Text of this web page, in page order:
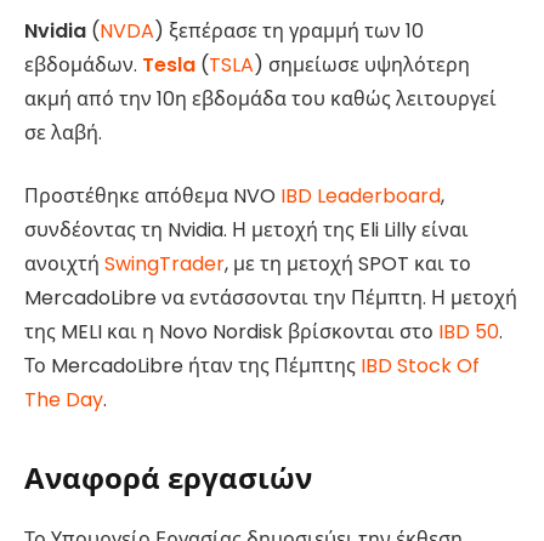
Nvidia (NVDA) ξεπέρασε τη γραμμή των 10
εβδομάδων. Tesla (TSLA) σημείωσε υψηλότερη
ακμή από την 10η εβδομάδα του καθώς λειτουργεί
σε λαβή.
Προστέθηκε απόθεμα NVO IBD Leaderboard,
συνδέοντας τη Nvidia. Η μετοχή της Eli Lilly είναι
ανοιχτή SwingTrader, με τη μετοχή SPOT και το
MercadoLibre να εντάσσονται την Πέμπτη. Η μετοχή
της MELI και η Novo Nordisk βρίσκονται στο IBD 50.
Το MercadoLibre ήταν της Πέμπτης IBD Stock Of
The Day.
Αναφορά εργασιών